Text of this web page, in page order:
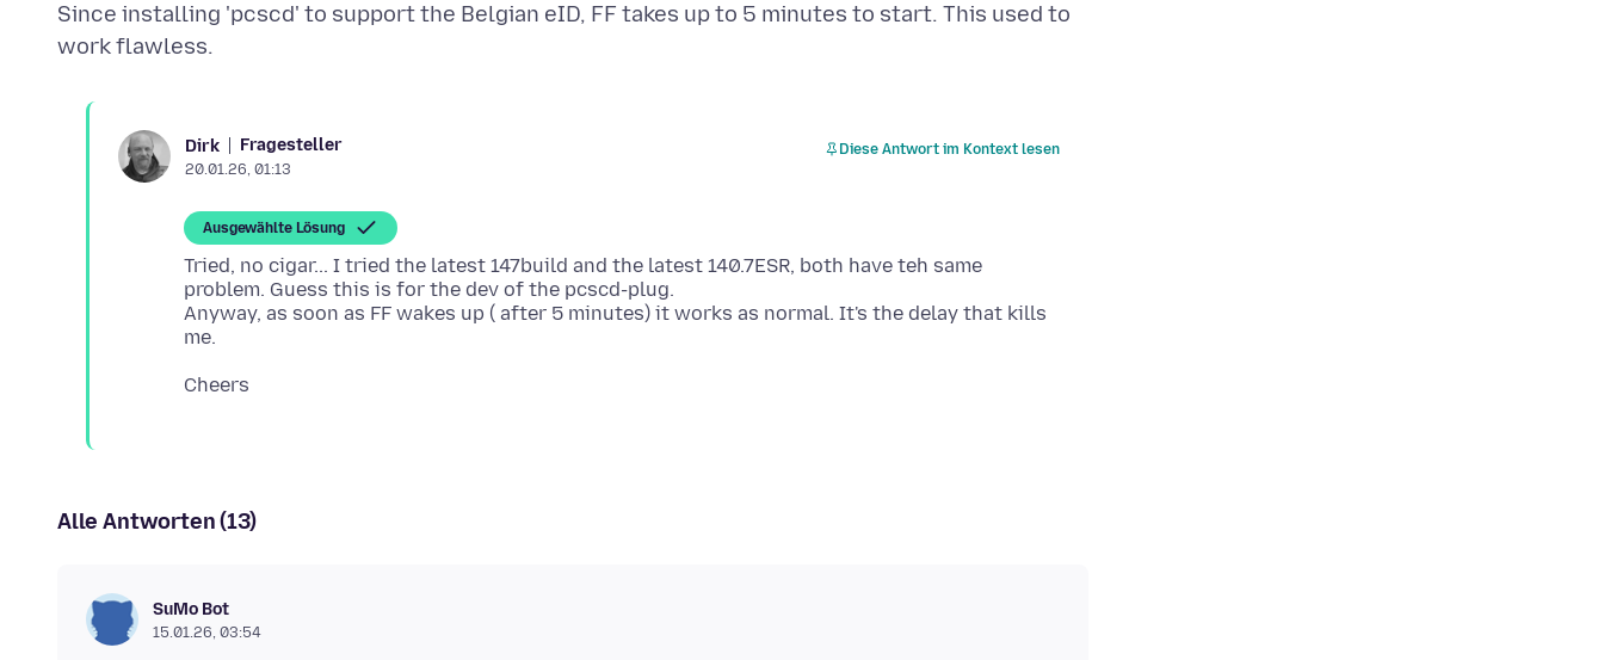
Since installing 'pcscd' to support the Belgian eID, FF takes up to 5 minutes to start. This used to
Dirk Fragesteller
20.01.26, 01:13
Diese Antwort im Kontext lesen
Ausgewählte Lösung
Tried, no cigar... I tried the latest 147build and the latest 140.7ESR, both have teh same
problem. Guess this is for the dev of the pcscd-plug.
Anyway, as soon as FF wakes up ( after 5 minutes) it works as normal. It's the delay that kills
Alle Antworten (13)
SuMo Bot
15.01.26, 03:54